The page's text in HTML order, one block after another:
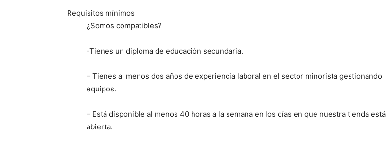
Requisitos mínimos
¿Somos compatibles?
-Tienes un diploma de educación secundaria.
– Tienes al menos dos años de experiencia laboral en el sector minorista gestionando
equipos.
– Está disponible al menos 40 horas a la semana en los días en que nuestra tienda está
abierta.